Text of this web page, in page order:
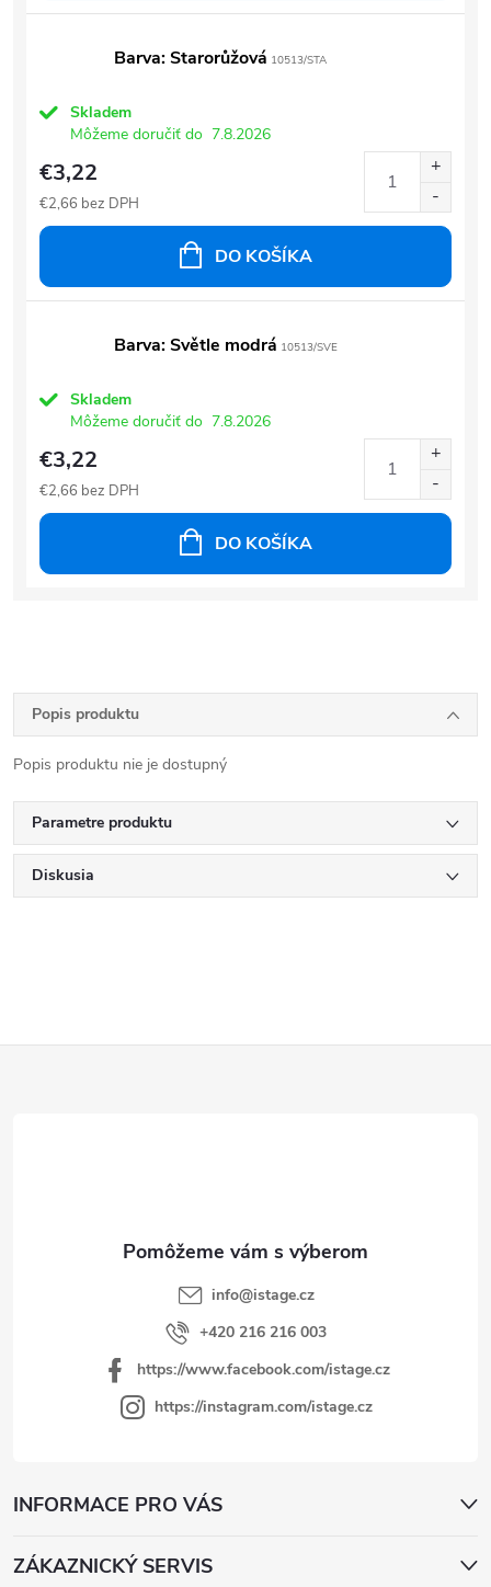
Barva: Starorůžová 10513/STA
Skladem
Môžeme doručiť do 7.8.2026
€3,22
€2,66 bez DPH
DO KOŠÍKA
Barva: Světle modrá 10513/SVE
Skladem
Môžeme doručiť do 7.8.2026
€3,22
€2,66 bez DPH
DO KOŠÍKA
Popis produktu
Popis produktu nie je dostupný
Parametre produktu
Diskusia
info@istage.cz
+420 216 216 003
https://www.facebook.com/istage.cz
https://instagram.com/istage.cz
INFORMACE PRO VÁS
ZÁKAZNICKÝ SERVIS